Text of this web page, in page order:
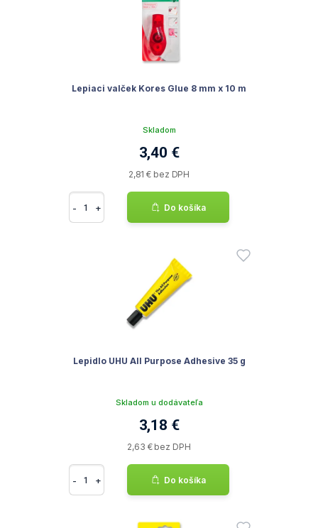
Lepiaci valček Kores Glue 8 mm x 10 m
Skladom
3,40 €
2,81 € bez DPH
- + Do košíka
Lepidlo UHU All Purpose Adhesive 35 g
Skladom u dodávateľa
3,18 €
2,63 € bez DPH
- + Do košíka